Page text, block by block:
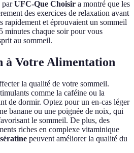
parUFC-Que Choisir a montré que les
des exercices de relaxation avant
rapidement et éprouvaient un sommeil
minutes chaque soir pour vous
au sommeil.
à Votre Alimentation
la qualité de votre sommeil.
comme la caféine ou la
de dormir. Optez pour un en-cas léger
banane ou une poignée de noix, qui
le sommeil. De plus, des
riches en complexe vitaminique
sératine peuvent améliorer la qualité du